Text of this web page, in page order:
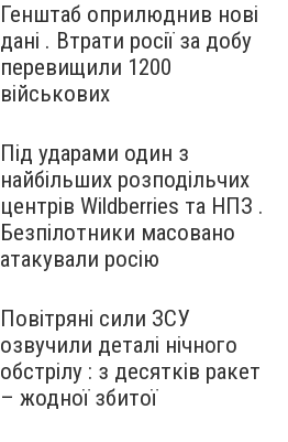
Генштаб оприлюднив нові
дані . Втрати росії за добу
перевищили 1200
військових
Під ударами один з
найбільших розподільчих
центрів Wildberries та НПЗ .
Безпілотники масовано
атакували росію
Повітряні сили ЗСУ
озвучили деталі нічного
обстрілу : з десятків ракет
– жодної збитої